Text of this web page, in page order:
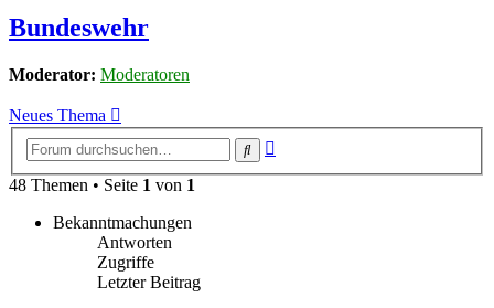
Bundeswehr
Moderator: Moderatoren
Neues Thema
Suche
48 Themen • Seite 1 von 1
Bekanntmachungen
Antworten
Zugriffe
Letzter Beitrag